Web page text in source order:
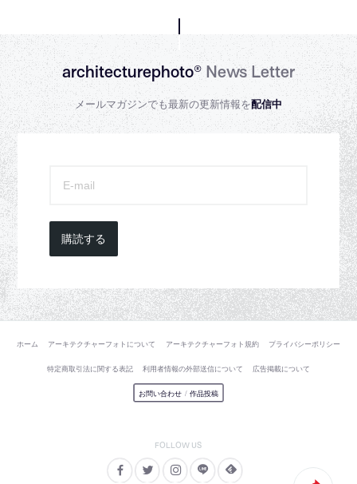
architecturephoto®News Letter
メールマガジンでも最新の更新情報を配信中
購読する
ホーム アーキテクチャーフォトについて アーキテクチャーフォト規約 プライバシーポリシー
特定商取引法に関する表記 利用者情報の外部送信について 広告掲載について
お問い合わせ / 作品投稿